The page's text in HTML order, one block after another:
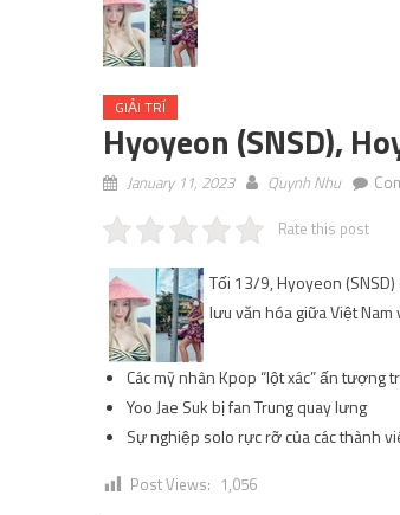
GIẢI TRÍ
Hyoyeon (SNSD),
January 11, 2023 Quynh Nhu
Rate this post
Tối 13/9, Hyoyeon
lưu văn hóa giữa Việt Nam
Các mỹ nhân Kpop “lột xác” ấn tượng
Yoo Jae Suk bị fan Trung quay lưng
Sự nghiệp solo rực rỡ của các thành
Post Views: 1,056